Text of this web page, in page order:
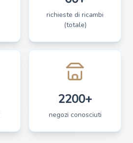
richieste di ricambi
(totale)
2200+
negozi conosciuti